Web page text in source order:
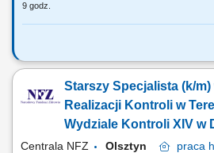
9 godz.
Zapraszamy do współpracy z naszą firmą
doświadczonych lekarzy i lekarek różnych
otwarci na rozwój oraz poszerzanie wiedzy,
zespołu jako tzn. Lekarz...
Starszy Specjalista (k/m)
Realizacji Kontroli w
Wydziale Kontroli XIV w
Kontroli /lekarz (k/m)
Centrala NFZ Olsztyn praca